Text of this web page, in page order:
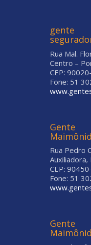
gente
Rua Mal.
Centro –
CEP:
Fone: 51
Gente
Rua Pedro
CEP:
Fone: 51
Gente